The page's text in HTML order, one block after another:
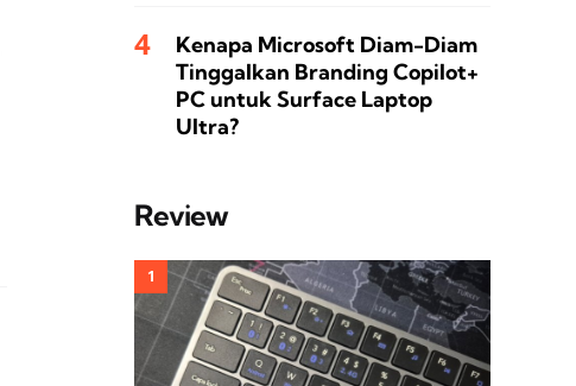
Kenapa Microsoft Diam-Diam
Tinggalkan Branding Copilot+
PC untuk Surface Laptop
Ultra?
Review